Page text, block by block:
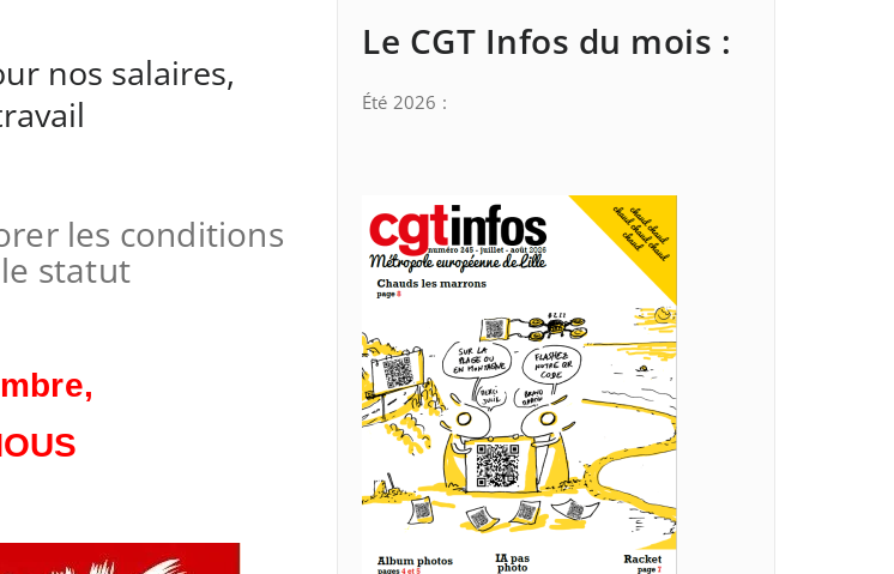
nos salaires,
les conditions
statut
Le CGT Infos du mois :
Été 2026 :